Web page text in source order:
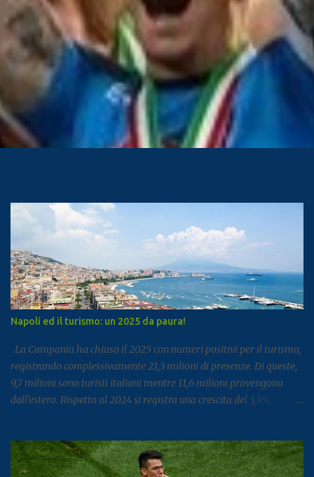
Napoli ed il turismo: un 2025 da paura!
La Campania ha chiuso il 2025 con numeri positivi per il turismo,
registrando complessivamente 21,3 milioni di presenze. Di queste,
9,7 milioni sono turisti italiani mentre 11,6 milioni provengono
dall’estero. Rispetto al 2024 si registra una crescita del 3,3%,
dedicato al turismo, pubblicato come di consueto con alcuni mesi
di ritardo ma utile per fotografare l’andamento complessivo del